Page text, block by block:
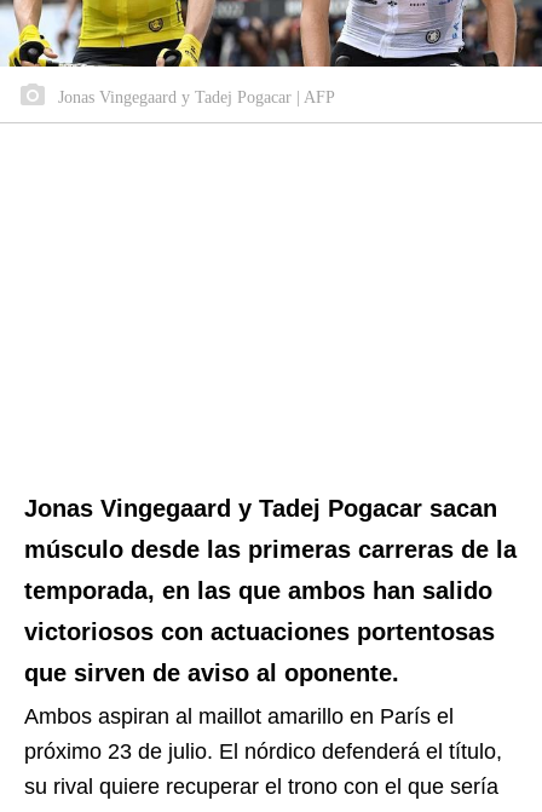
Jonas Vingegaard y Tadej Pogacar | AFP
Jonas Vingegaard y Tadej Pogacar sacan
músculo desde las primeras carreras de la
temporada, en las que ambos han salido
victoriosos con actuaciones portentosas
que sirven de aviso al oponente.
Ambos aspiran al maillot amarillo en París el
próximo 23 de julio. El nórdico defenderá el título,
su rival quiere recuperar el trono con el que sería